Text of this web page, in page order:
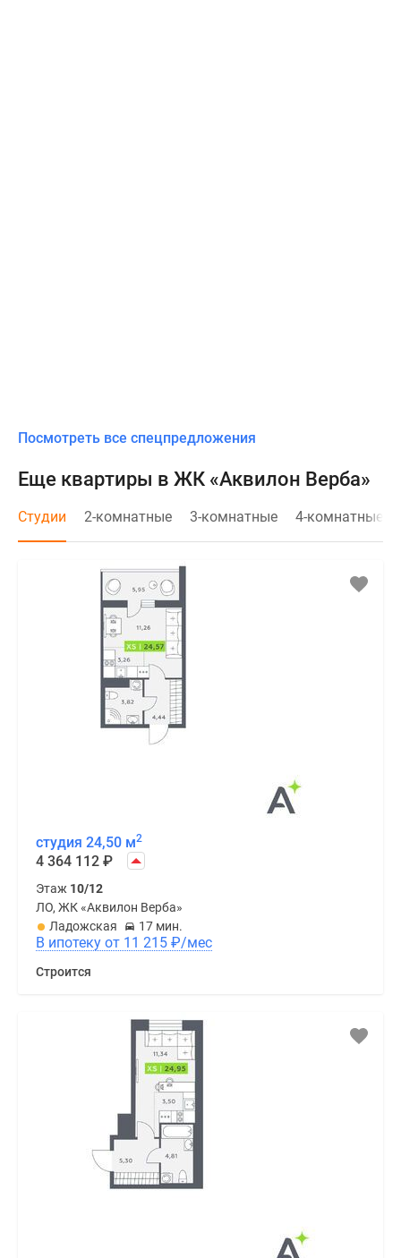
Посмотреть все спецпредложения
Еще квартиры в ЖК «Аквилон Верба»
Студии 2-комнатные 3-комнатные 4-комнатные
студия 24,50 м2
4 364 112 ₽
Этаж 10/12
ЛО, ЖК «Аквилон Верба»
Ладожская
17 мин.
В ипотеку от 11 215 ₽/мес
Строится